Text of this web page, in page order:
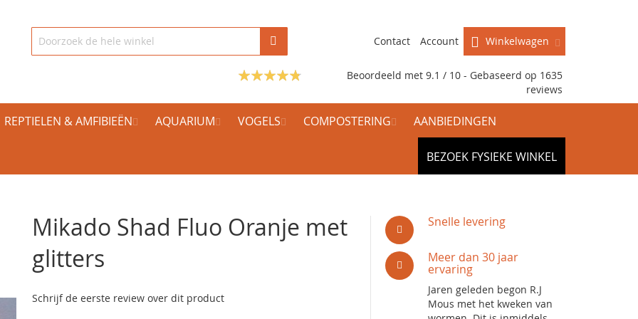
Winkelwagen
Contact Account
Beoordeeld met 9.1 / 10 - Gebaseerd op 1635
reviews
REPTIELEN & AMFIBIEËN AQUARIUM VOGELS COMPOSTERING AANBIEDINGEN
BEZOEK FYSIEKE WINKEL
Mikado Shad Fluo Oranje met
glitters
Schrijf de eerste review over dit product
Snelle levering
Meer dan 30 jaar
ervaring
Jaren geleden begon R.J
Mous met het kweken van